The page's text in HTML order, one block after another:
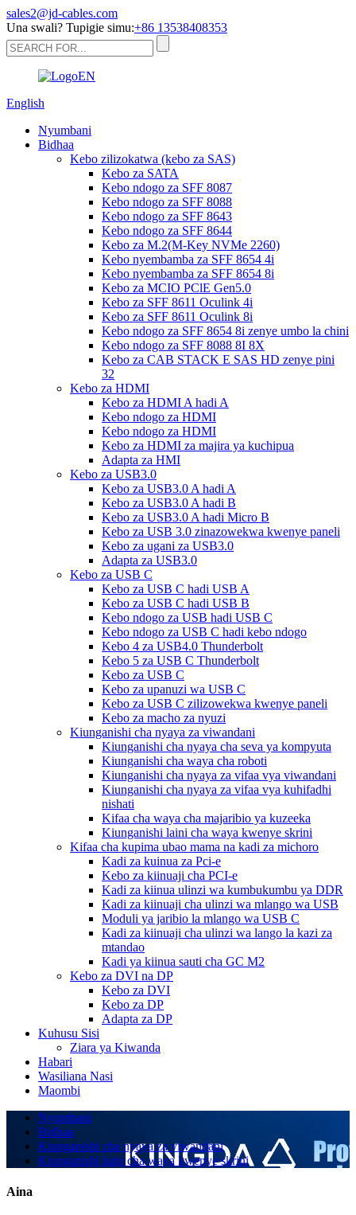
sales2@jd-cables.com
Una swali? Tupigie simu:+86 13538408353
English
Nyumbani
Bidhaa
Kebo zilizokatwa (kebo za SAS)
Kebo za SATA
Kebo ndogo za SFF 8087
Kebo ndogo za SFF 8088
Kebo ndogo za SFF 8643
Kebo ndogo za SFF 8644
Kebo za M.2(M-Key NVMe 2260)
Kebo nyembamba za SFF 8654 4i
Kebo nyembamba za SFF 8654 8i
Kebo za MCIO PClE Gen5.0
Kebo za SFF 8611 Oculink 4i
Kebo za SFF 8611 Oculink 8i
Kebo ndogo za SFF 8654 8i zenye umbo la chini
Kebo ndogo za SFF 8088 8I 8X
Kebo za CAB STACK E SAS HD zenye pini
32
Kebo za HDMI
Kebo za HDMI A hadi A
Kebo ndogo za HDMI
Kebo ndogo za HDMI
Kebo za HDMI za majira ya kuchipua
Adapta za HMI
Kebo za USB3.0
Kebo za USB3.0 A hadi A
Kebo za USB3.0 A hadi B
Kebo za USB3.0 A hadi Micro B
Kebo za USB 3.0 zinazowekwa kwenye paneli
Kebo za ugani za USB3.0
Adapta za USB3.0
Kebo za USB C
Kebo za USB C hadi USB A
Kebo za USB C hadi USB B
Kebo ndogo za USB hadi USB C
Kebo ndogo za USB C hadi kebo ndogo
Kebo 4 za USB4.0 Thunderbolt
Kebo 5 za USB C Thunderbolt
Kebo za USB C
Kebo za upanuzi wa USB C
Kebo za USB C zilizowekwa kwenye paneli
Kebo za macho za nyuzi
Kiunganishi cha nyaya za viwandani
Kiunganishi cha nyaya cha seva ya kompyuta
Kiunganishi cha waya cha roboti
Kiunganishi cha nyaya za vifaa vya viwandani
Kiunganishi cha nyaya za vifaa vya kuhifadhi
nishati
Kifaa cha waya cha majaribio ya kuzeeka
Kiunganishi laini cha waya kwenye skrini
Kifaa cha kupima ubao mama na kadi za michoro
Kadi za kuinua za Pci-e
Kebo za kiinuaji cha PCI-e
Kadi za kiinua ulinzi wa kumbukumbu ya DDR
Kadi za kiinuaji cha ulinzi wa mlango wa USB
Moduli ya jaribio la mlango wa USB C
Kadi za kiinuaji cha ulinzi wa lango la kazi za
mtandao
Kadi ya kiinua sauti cha GC M2
Kebo za DVI na DP
Kebo za DVI
Kebo za DP
Adapta za DP
Kuhusu Sisi
Ziara ya Kiwanda
Habari
Wasiliana Nasi
Maombi
Nyumbani
Bidhaa
Kiunganishi cha nyaya za viwandani
Kiunganishi laini cha waya kwenye skrini
Aina